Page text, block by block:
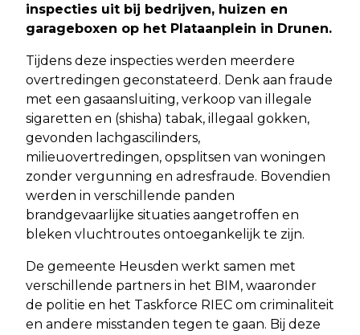
inspecties uit bij bedrijven, huizen en
garageboxen op het Plataanplein in Drunen.
Tijdens deze inspecties werden meerdere
overtredingen geconstateerd. Denk aan fraude
met een gasaansluiting, verkoop van illegale
sigaretten en (shisha) tabak, illegaal gokken,
gevonden lachgascilinders,
milieuovertredingen, opsplitsen van woningen
zonder vergunning en adresfraude. Bovendien
werden in verschillende panden
brandgevaarlijke situaties aangetroffen en
bleken vluchtroutes ontoegankelijk te zijn.
De gemeente Heusden werkt samen met
verschillende partners in het BIM, waaronder
de politie en het Taskforce RIEC om criminaliteit
en andere misstanden tegen te gaan. Bij deze